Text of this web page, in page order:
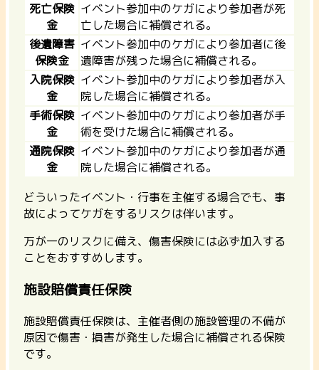
死亡保険
金
イベント参加中のケガにより参加者が死
亡した場合に補償される。
後遺障害
保険金
イベント参加中のケガにより参加者に後
遺障害が残った場合に補償される。
入院保険
金
イベント参加中のケガにより参加者が入
院した場合に補償される。
手術保険
金
イベント参加中のケガにより参加者が手
術を受けた場合に補償される。
通院保険
金
イベント参加中のケガにより参加者が通
院した場合に補償される。
どういったイベント・行事を主催する場合でも、事
故によってケガをするリスクは伴います。
万が一のリスクに備え、傷害保険には必ず加入する
ことをおすすめします。
施設賠償責任保険
施設賠償責任保険は、主催者側の施設管理の不備が
原因で傷害・損害が発生した場合に補償される保険
です。